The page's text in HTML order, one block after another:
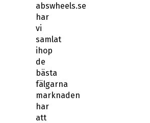
abswheels.se
har
vi
samlat
ihop
de
bästa
fälgarna
marknaden
har
att